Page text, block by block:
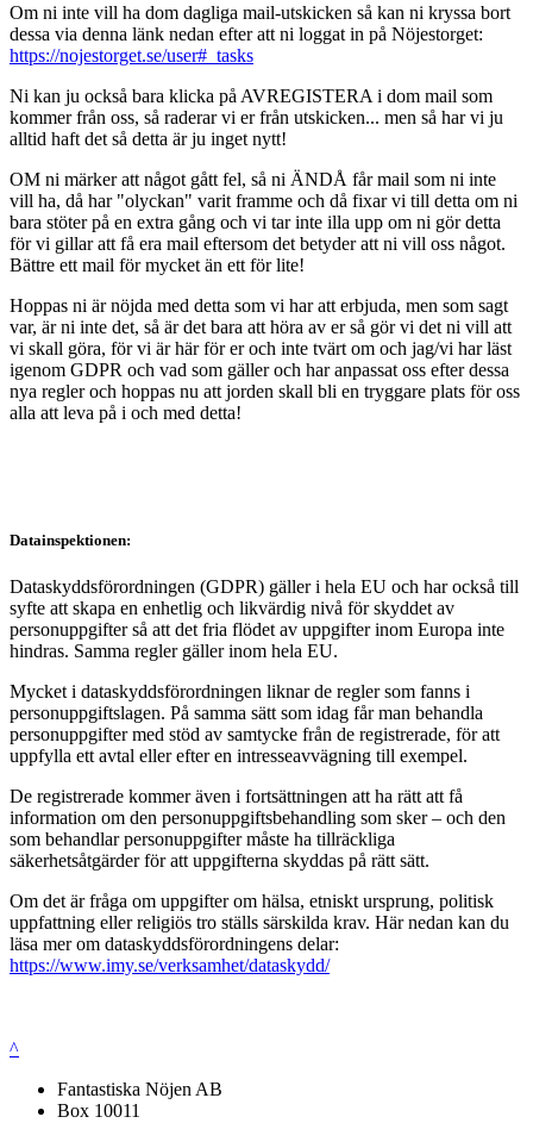
Om ni inte vill ha dom dagliga mail-utskicken så kan ni kryssa bort
dessa via denna länk nedan efter att ni loggat in på Nöjestorget:
https://nojestorget.se/user#_tasks
Ni kan ju också bara klicka på AVREGISTERA i dom mail som
kommer från oss, så raderar vi er från utskicken... men så har vi ju
alltid haft det så detta är ju inget nytt!
OM ni märker att något gått fel, så ni ÄNDÅ får mail som ni inte
vill ha, då har "olyckan" varit framme och då fixar vi till detta om ni
bara stöter på en extra gång och vi tar inte illa upp om ni gör detta
för vi gillar att få era mail eftersom det betyder att ni vill oss något.
Bättre ett mail för mycket än ett för lite!
Hoppas ni är nöjda med detta som vi har att erbjuda, men som sagt
var, är ni inte det, så är det bara att höra av er så gör vi det ni vill att
vi skall göra, för vi är här för er och inte tvärt om och jag/vi har läst
igenom GDPR och vad som gäller och har anpassat oss efter dessa
nya regler och hoppas nu att jorden skall bli en tryggare plats för oss
alla att leva på i och med detta!
Datainspektionen:
Dataskyddsförordningen (GDPR) gäller i hela EU och har också till
syfte att skapa en enhetlig och likvärdig nivå för skyddet av
personuppgifter så att det fria flödet av uppgifter inom Europa inte
hindras. Samma regler gäller inom hela EU.
Mycket i dataskyddsförordningen liknar de regler som fanns i
personuppgiftslagen. På samma sätt som idag får man behandla
personuppgifter med stöd av samtycke från de registrerade, för att
uppfylla ett avtal eller efter en intresseavvägning till exempel.
De registrerade kommer även i fortsättningen att ha rätt att få
information om den personuppgiftsbehandling som sker – och den
som behandlar personuppgifter måste ha tillräckliga
säkerhetsåtgärder för att uppgifterna skyddas på rätt sätt.
Om det är fråga om uppgifter om hälsa, etniskt ursprung, politisk
uppfattning eller religiös tro ställs särskilda krav. Här nedan kan du
läsa mer om dataskyddsförordningens delar:
https://www.imy.se/verksamhet/dataskydd/
^
Fantastiska Nöjen AB
Box 10011